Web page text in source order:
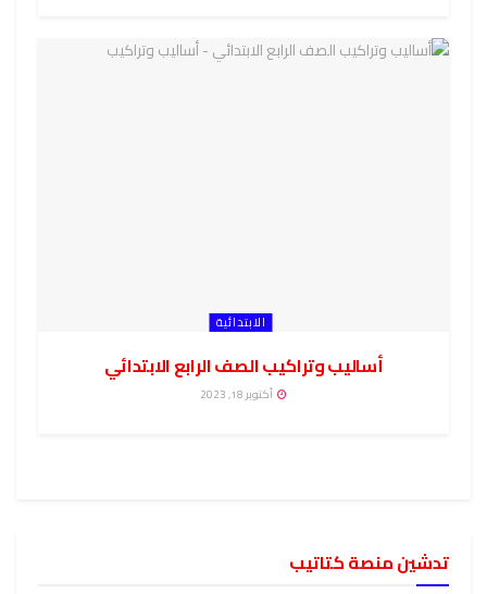
الابتدائية
أساليب وتراكيب الصف الرابع الابتدائي
أكتوبر 18, 2023
تدشين منصة كتاتيب